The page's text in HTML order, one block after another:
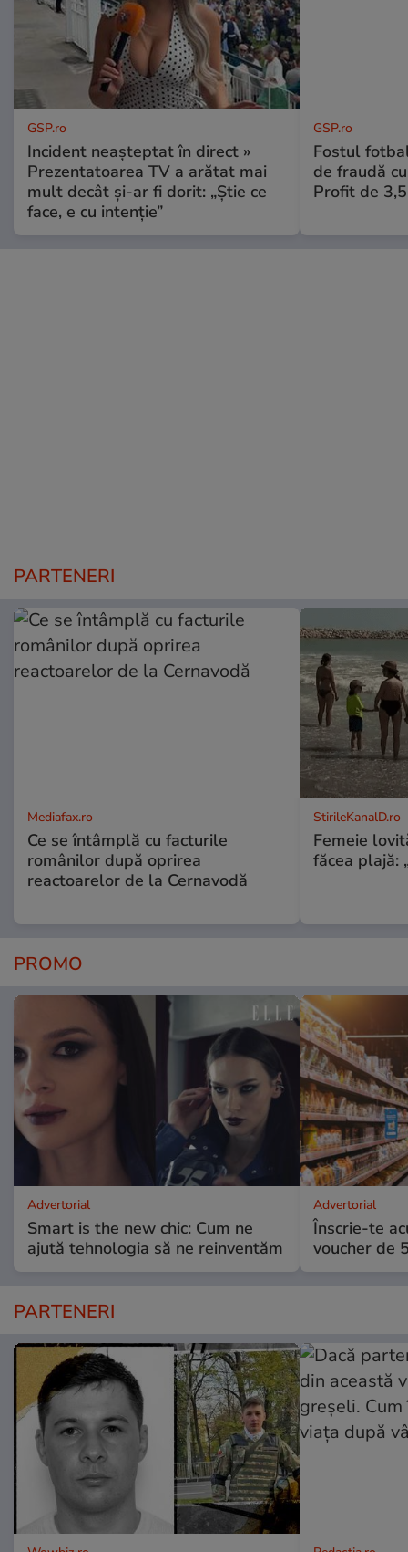
GSP.ro
Incident neașteptat în direct »
Prezentatoarea TV a arătat mai
mult decât și-ar fi dorit: „Știe ce
face, e cu intenție”
GSP.ro
Fostul
de fraudă
Profit de
PARTENERI
Mediafax.ro
Ce se întâmplă cu facturile
românilor după oprirea
reactoarelor de la Cernavodă
StirileKanalD.ro
Femeie
făcea plajă:
PROMO
Advertorial
Smart is the new chic: Cum ne
ajută tehnologia să ne reinventăm
Advertorial
Înscrie-te
voucher de
PARTENERI